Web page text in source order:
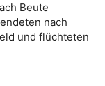
Beute
nach
und flüchteten